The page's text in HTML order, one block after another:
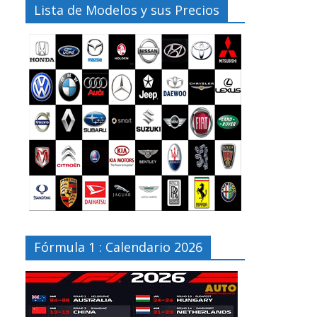
Lista de Modelos y sus Precios
Fórmula 1 : Calendario 2026